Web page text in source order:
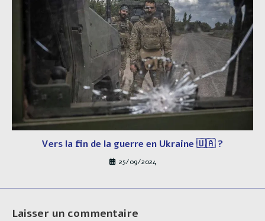
Vers la fin de la guerre en Ukraine 🇺🇦 ?
25/09/2024
Laisser un commentaire